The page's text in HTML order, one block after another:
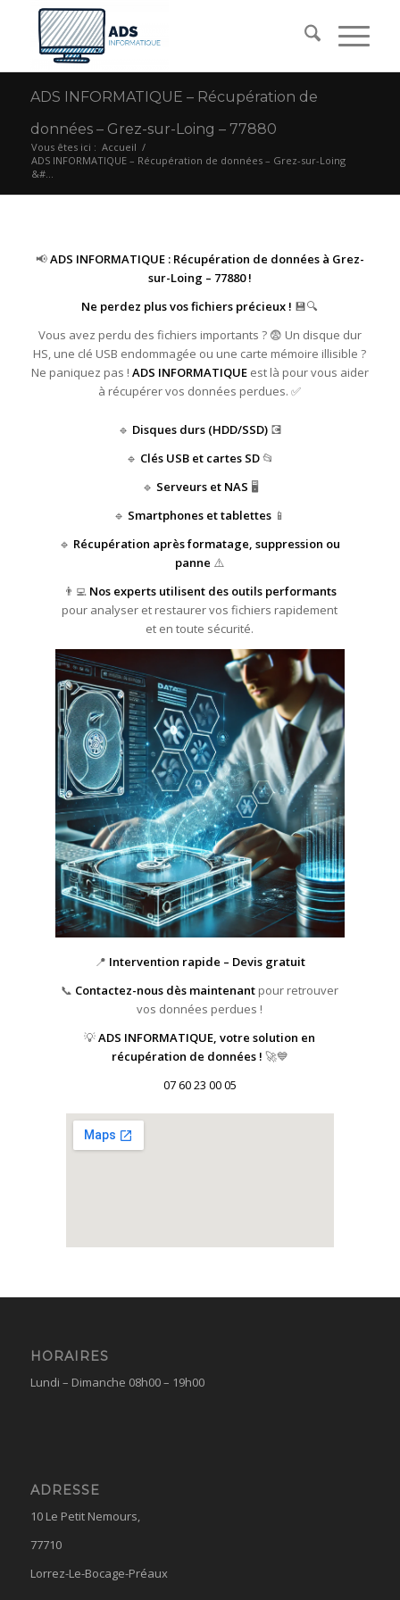
ADS INFORMATIQUE – Récupération de
données – Grez-sur-Loing – 77880
Vous êtes ici : Accueil /
ADS INFORMATIQUE – Récupération de données – Grez-sur-Loing
&#...
📢ADS INFORMATIQUE : Récupération de données à Grez-
sur-Loing – 77880 !
Ne perdez plus vos fichiers précieux ! 💾🔍
Vous avez perdu des fichiers importants ? 😨 Un disque dur
HS, une clé USB endommagée ou une carte mémoire illisible ?
Ne paniquez pas ! ADS INFORMATIQUEest là pour vous aider
à récupérer vos données perdues. ✅
🔹 Disques durs (HDD/SSD)💽
🔹 Clés USB et cartes SD📂
🔹 Serveurs et NAS 🖥️
🔹 Smartphones et tablettes 📱
🔹 Récupération après formatage, suppression ou
panne ⚠️
👨‍💻 Nos experts utilisent des outils performants
pour analyser et restaurer vos fichiers rapidement
et en toute sécurité.
📍 Intervention rapide – Devis gratuit
📞 Contactez-nous dès maintenant pour retrouver
vos données perdues !
💡ADS INFORMATIQUE, votre solution en
récupération de données ! 🚀💙
07 60 23 00 05
HORAIRES
Lundi – Dimanche 08h00 – 19h00
ADRESSE
10 Le Petit Nemours,
77710
Lorrez-Le-Bocage-Préaux